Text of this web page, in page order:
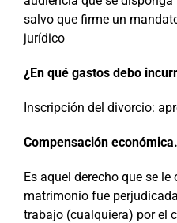
salvo que firme un
jurídico
¿En qué gastos debo
Inscripción del divorcio:
Compensación
Es aquel derecho que se
matrimonio fue
trabajo (cualquiera) por el